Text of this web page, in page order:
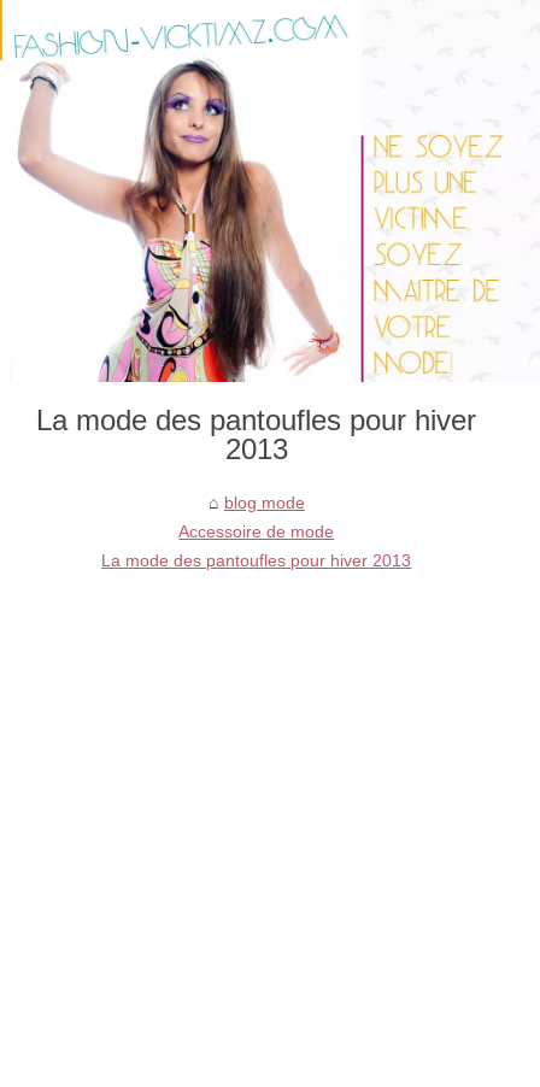
La mode des pantoufles pour hiver
2013
blog mode
Accessoire de mode
La mode des pantoufles pour hiver 2013